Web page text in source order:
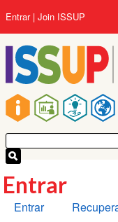
para
o
conteúdo
principal
Navegação
principal
Menu
da
conta
do
usuário
Entrar Join ISSUP
Entrar
Abas
Entrar